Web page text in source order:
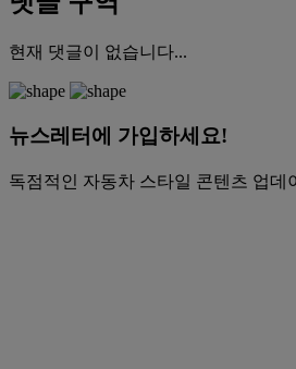
현재 댓글이 없습니다...
뉴스레터에 가입하세요!
독점적인 자동차 스타일 콘텐츠 업데